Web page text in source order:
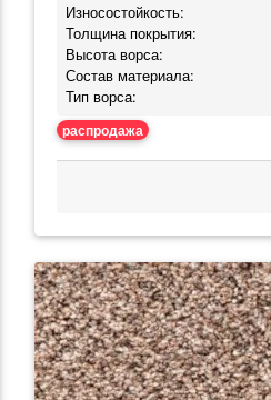
Износостойкость:
Толщина покрытия:
Высота ворса:
Состав материала:
Тип ворса:
распродажа